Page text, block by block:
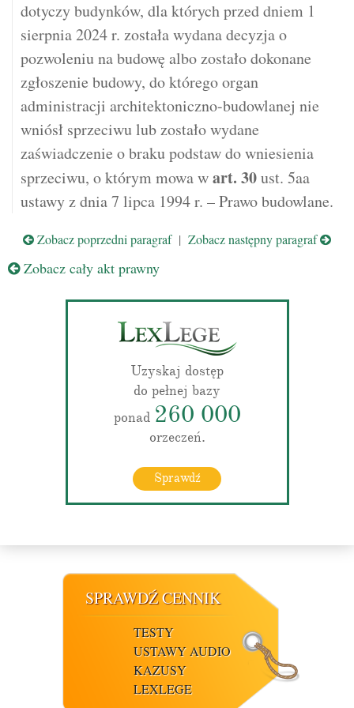
dotyczy budynków, dla których przed dniem 1
sierpnia 2024 r. została wydana decyzja o
pozwoleniu na budowę albo zostało dokonane
zgłoszenie budowy, do którego organ
administracji architektoniczno-budowlanej nie
wniósł sprzeciwu lub zostało wydane
zaświadczenie o braku podstaw do wniesienia
sprzeciwu, o którym mowa wart. 30ust. 5aa
ustawy z dnia 7 lipca 1994 r. – Prawo budowlane.
Zobacz poprzedni paragraf| Zobacz następny paragraf
Zobacz cały akt prawny
Uzyskaj dostęp
do pełnej bazy
ponad 260 000
orzeczeń.
Sprawdź
SPRAWDŹ CENNIK
TESTY
USTAWY AUDIO
KAZUSY
LEXLEGE